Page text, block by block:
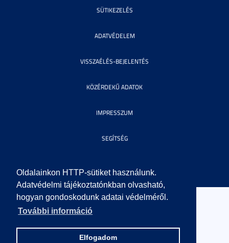
Oldalainkon HTTP-sütiket használunk.
Adatvédelmi tájékoztatónkban olvasható,
hogyan gondoskodunk adatai védelméről.
További információ
Elfogadom
© 2010 SZEGEDI TUDOMÁNYEGYETEM. MINDEN JOG FENNTARTVA.
SÜTIKEZELÉS
ADATVÉDELEM
VISSZAÉLÉS-BEJELENTÉS
KÖZÉRDEKŰ ADATOK
IMPRESSZUM
SEGÍTSÉG